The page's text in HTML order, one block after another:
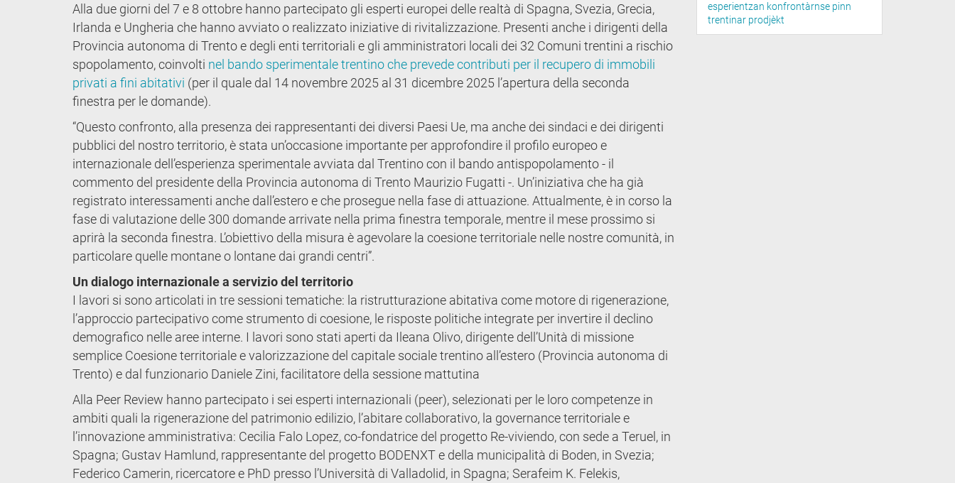
Alla due giorni del 7 e 8 ottobre hanno partecipato gli esperti europei delle realtà di Spagna, Svezia, Grecia,
Irlanda e Ungheria che hanno avviato o realizzato iniziative di rivitalizzazione. Presenti anche i dirigenti della
Provincia autonoma di Trento e degli enti territoriali e gli amministratori locali dei 32 Comuni trentini a rischio
spopolamento, coinvolti nel bando sperimentale trentino che prevede contributi per il recupero di immobili
privati a fini abitativi (per il quale dal 14 novembre 2025 al 31 dicembre 2025 l’apertura della seconda
finestra per le domande).
“Questo confronto, alla presenza dei rappresentanti dei diversi Paesi Ue, ma anche dei sindaci e dei dirigenti
pubblici del nostro territorio, è stata un’occasione importante per approfondire il profilo europeo e
internazionale dell’esperienza sperimentale avviata dal Trentino con il bando antispopolamento - il
commento del presidente della Provincia autonoma di Trento Maurizio Fugatti -. Un’iniziativa che ha già
registrato interessamenti anche dall’estero e che prosegue nella fase di attuazione. Attualmente, è in corso la
fase di valutazione delle 300 domande arrivate nella prima finestra temporale, mentre il mese prossimo si
aprirà la seconda finestra. L’obiettivo della misura è agevolare la coesione territoriale nelle nostre comunità, in
particolare quelle montane o lontane dai grandi centri”.
Un dialogo internazionale a servizio del territorio
I lavori si sono articolati in tre sessioni tematiche: la ristrutturazione abitativa come motore di rigenerazione,
l’approccio partecipativo come strumento di coesione, le risposte politiche integrate per invertire il declino
demografico nelle aree interne. I lavori sono stati aperti da Ileana Olivo, dirigente dell’Unità di missione
semplice Coesione territoriale e valorizzazione del capitale sociale trentino all’estero (Provincia autonoma di
Trento) e dal funzionario Daniele Zini, facilitatore della sessione mattutina
Alla Peer Review hanno partecipato i sei esperti internazionali (peer), selezionati per le loro competenze in
ambiti quali la rigenerazione del patrimonio edilizio, l’abitare collaborativo, la governance territoriale e
l’innovazione amministrativa: Cecilia Falo Lopez, co-fondatrice del progetto Re-viviendo, con sede a Teruel, in
Spagna; Gustav Hamlund, rappresentante del progetto BODENXT e della municipalità di Boden, in Svezia;
Federico Camerin, ricercatore e PhD presso l’Università di Valladolid, in Spagna; Serafeim K. Felekis,
esperientzan konfrontàrnse pinn
trentinar prodjèkt